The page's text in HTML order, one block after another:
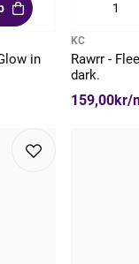
in
KC
Rawrr -
dark.
159,00kr/